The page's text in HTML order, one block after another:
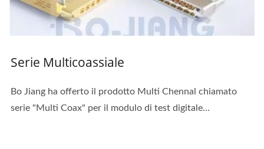
Serie Multicoassiale
Bo Jiang ha offerto il prodotto Multi Chennal chiamato
serie "Multi Coax" per il modulo di test digitale...